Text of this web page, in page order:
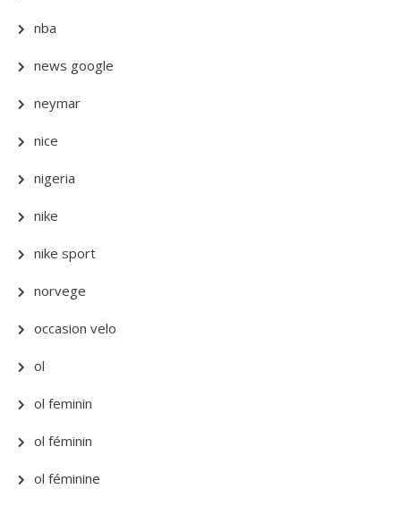
nba
news google
neymar
nice
nigeria
nike
nike sport
norvege
occasion velo
ol
ol feminin
ol féminin
ol féminine